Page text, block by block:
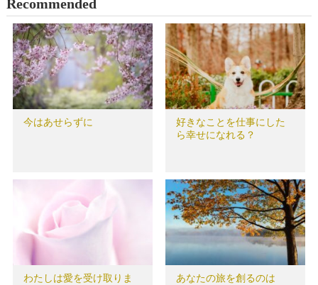
Recommended
今はあせらずに
好きなことを仕事にした
ら幸せになれる？
わたしは愛を受け取りま
あなたの旅を創るのは